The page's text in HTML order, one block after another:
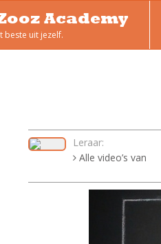
Academy
beste uit jezelf.
Leraar:
Alle video’s van